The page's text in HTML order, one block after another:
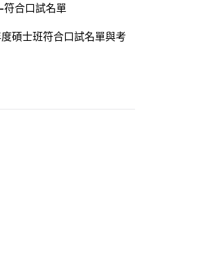
符合口試名單
度碩士班符合口試名單與考